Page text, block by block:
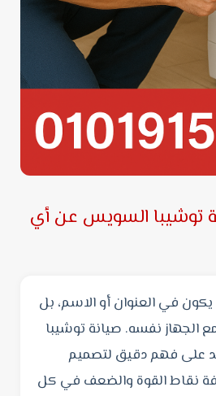
توشيبا السويس عن أي
يكون في العنوان أو الاسم، بل
الجهاز نفسه. صيانة توشيبا
على فهم دقيق لتصميم
نقاط القوة والضعف في كل